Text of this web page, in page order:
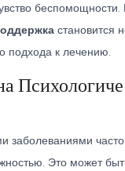
беспомощности.
становится
подхода к лечению.
заболеваниями
Это может